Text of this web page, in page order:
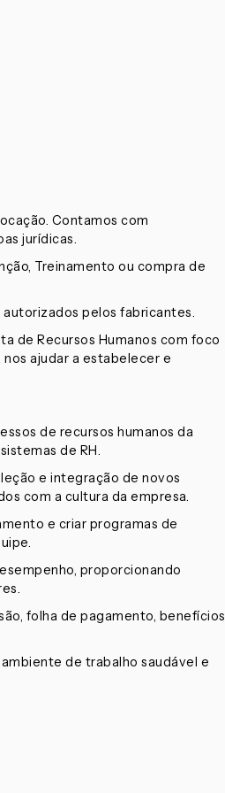
Contamos com
jurídicas.
Treinamento ou compra de
pelos fabricantes.
de Recursos Humanos com foco
ajudar a estabelecer e
de recursos humanos da
de RH.
e integração de novos
com a cultura da empresa.
e criar programas de
proporcionando
folha de pagamento, benefícios
de trabalho saudável e